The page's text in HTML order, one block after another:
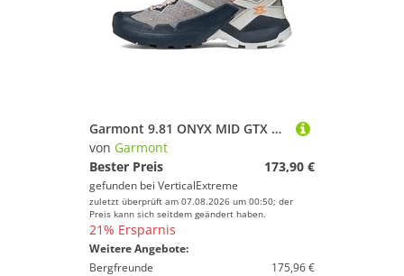
Garmont 9.81 ONYX MID GTX Damen - Speed-Hiking-Schuh
von Garmont
Bester Preis
173,90 €
gefunden bei VerticalExtreme
zuletzt überprüft am 07.08.2026 um 00:50; der
Preis kann sich seitdem geändert haben.
21% Ersparnis
Weitere Angebote:
Bergfreunde
175,96 €